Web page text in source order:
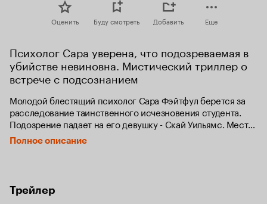
Оценить Буду смотреть Добавить Еще
Психолог Сара уверена, что подозреваемая в
убийстве невиновна. Мистический триллер о
встрече с подсознанием
Молодой блестящий психолог Сара Фэйтфул берется за
расследование таинственного исчезновения студента.
Подозрение падает на его девушку - Скай Уильямс. Место
происшествия буквально залито кровью, тело молодого
человека бесследно исчезло, а Скай не говорит, не
подсознания и укротить своих собственных демонов.
Полное описание
Трейлер